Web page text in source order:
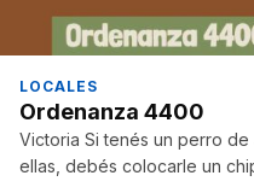
LOCALES
Ordenanza 4400
Victoria Si tenés un perro
ellas, debés colocarle un